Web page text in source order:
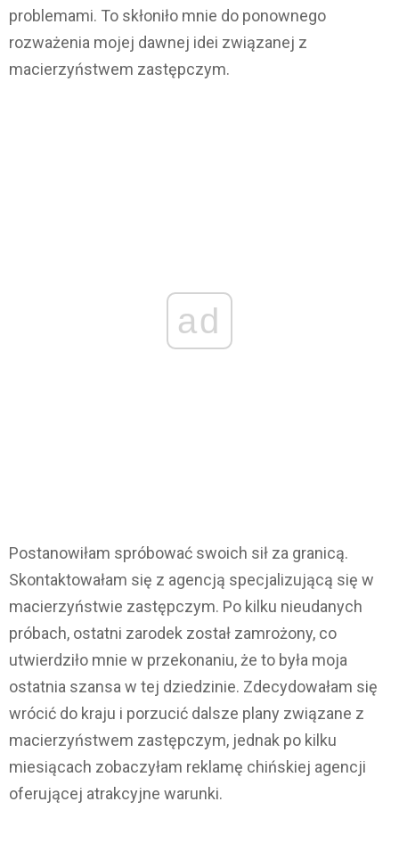
problemami. To skłoniło mnie do ponownego
rozważenia mojej dawnej idei związanej z
macierzyństwem zastępczym.
ad
Postanowiłam spróbować swoich sił za granicą.
Skontaktowałam się z agencją specjalizującą się w
macierzyństwie zastępczym. Po kilku nieudanych
próbach, ostatni zarodek został zamrożony, co
utwierdziło mnie w przekonaniu, że to była moja
ostatnia szansa w tej dziedzinie. Zdecydowałam się
wrócić do kraju i porzucić dalsze plany związane z
macierzyństwem zastępczym, jednak po kilku
miesiącach zobaczyłam reklamę chińskiej agencji
oferującej atrakcyjne warunki.